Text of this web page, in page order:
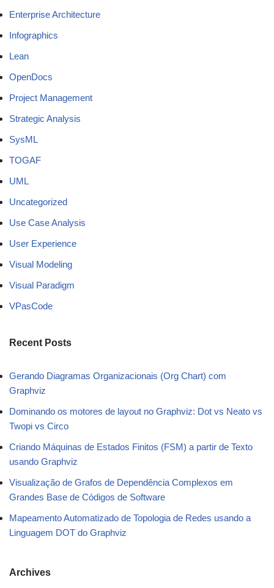
Enterprise Architecture
Infographics
Lean
OpenDocs
Project Management
Strategic Analysis
SysML
TOGAF
UML
Uncategorized
Use Case Analysis
User Experience
Visual Modeling
Visual Paradigm
VPasCode
Recent Posts
Gerando Diagramas Organizacionais (Org Chart) com
Graphviz
Dominando os motores de layout no Graphviz: Dot vs Neato vs
Twopi vs Circo
Criando Máquinas de Estados Finitos (FSM) a partir de Texto
usando Graphviz
Visualização de Grafos de Dependência Complexos em
Grandes Base de Códigos de Software
Mapeamento Automatizado de Topologia de Redes usando a
Linguagem DOT do Graphviz
Archives